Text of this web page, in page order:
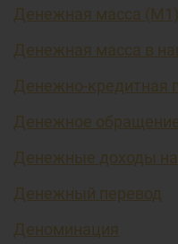
Денежная масса (М1)
Денежная масса в
Денежно-кредитная
Денежное
Денежные доходы
Денежный перевод
Деноминация